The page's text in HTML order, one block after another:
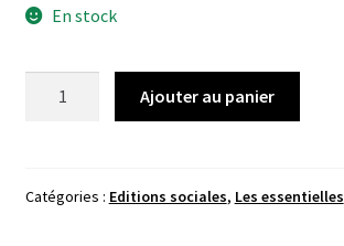
En stock
et
Ajouter au panier
Catégories : Editions sociales, Les essentielles